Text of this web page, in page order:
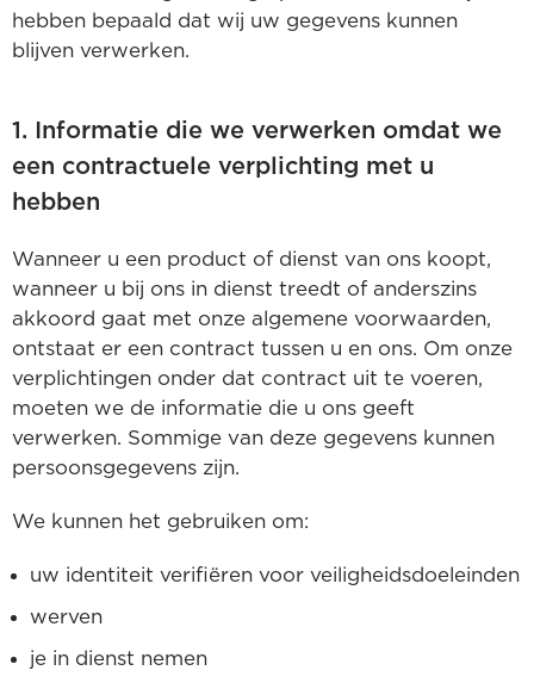
hebben bepaald dat wij uw gegevens kunnen
blijven verwerken.
1. Informatie die we verwerken omdat we
een contractuele verplichting met u
hebben
Wanneer u een product of dienst van ons koopt,
wanneer u bij ons in dienst treedt of anderszins
akkoord gaat met onze algemene voorwaarden,
ontstaat er een contract tussen u en ons. Om onze
verplichtingen onder dat contract uit te voeren,
moeten we de informatie die u ons geeft
verwerken. Sommige van deze gegevens kunnen
persoonsgegevens zijn.
We kunnen het gebruiken om:
uw identiteit verifiëren voor veiligheidsdoeleinden
werven
je in dienst nemen